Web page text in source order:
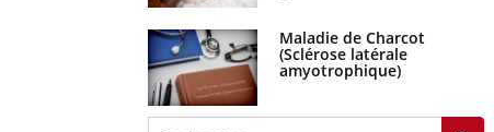
Maladie de Charcot
(Sclérose latérale
amyotrophique)